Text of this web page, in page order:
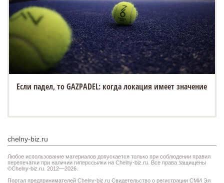
Если падел, то GAZPADEL: когда локация имеет значение
chelny-biz.ru
Любое использование материалов допускается только при соблюдении правил
перепечатки при наличии гиперссылки на Chelny-biz.ru. Все права защищены
©Chelny-biz.ru. 2012—2026.
Портал предпринимателей Chelny-biz.ru Свидетельство о регистрации СМИ Эл